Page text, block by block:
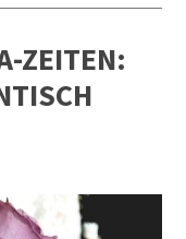
ZEITEN: